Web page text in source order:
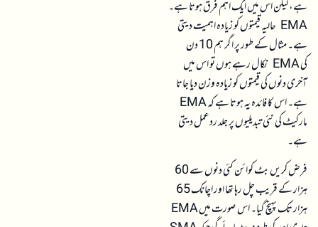
ہے، لیکن اس میں ایک اہم فرق ہوتا ہے۔
EMA حالیہ قیمتوں کو زیادہ اہمیت دیتی
ہے۔ مثال کے طور پر اگر ہم 10 دن
کی EMA نکال رہے ہوں تو اس میں
آخری دنوں کی قیمتوں کو زیادہ وزن دیا جاتا
ہے۔ اس کا فائدہ یہ ہوتا ہے کہ EMA
مارکیٹ کی نئی تبدیلیوں پر جلد ردعمل دیتی
ہے۔
فرض کریں بٹ کوائن کئی دنوں سے 60
ہزار کے قریب چل رہا تھا اور اچانک 65
ہزار تک پہنچ گیا۔ اس صورت میں EMA